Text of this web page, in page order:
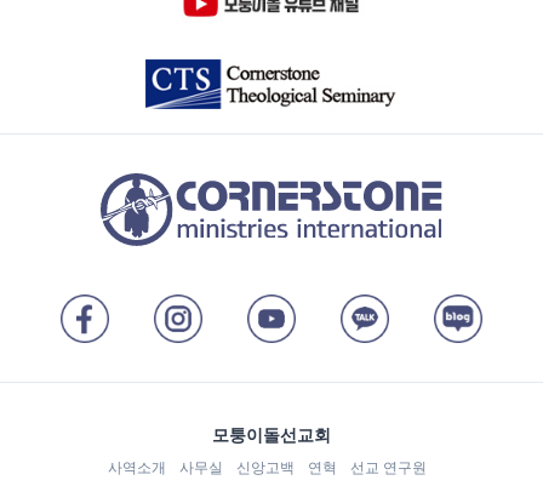
모퉁이돌선교회
사역소개 사무실 신앙고백 연혁
선교 연구원